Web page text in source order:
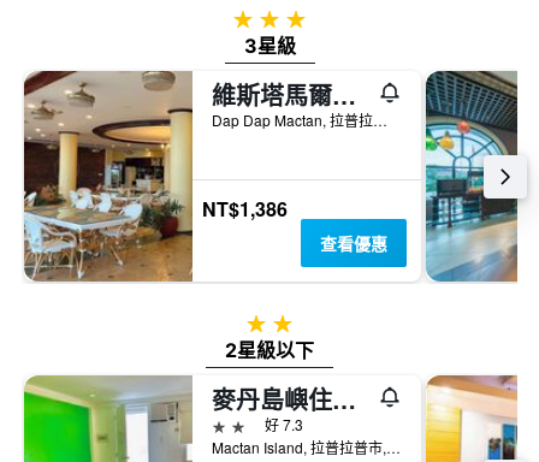
3星級
3星級
維斯塔馬爾海灘度假酒店 - 拉普拉普
Dap Dap Mactan, 拉普拉普市, 菲律賓
NT$1,386
查看優惠
2星級
2星級以下
麥丹島嶼住宿酒店 - 拉普拉普
2星級
好 7.3
Mactan Island, 拉普拉普市, 菲律賓